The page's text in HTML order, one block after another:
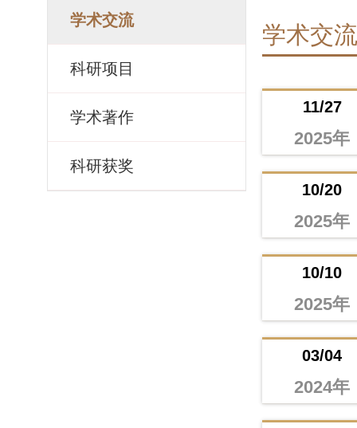
学术交流
科研项目
学术著作
科研获奖
学术交流
11/27
2025年
10/20
2025年
10/10
2025年
03/04
2024年